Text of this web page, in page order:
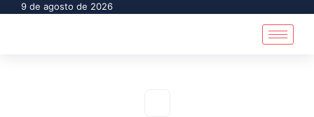
9 de agosto de 2026